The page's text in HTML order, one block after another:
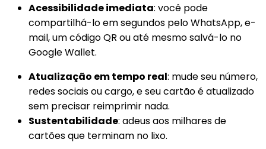
Acessibilidade imediata: você pode
compartilhá-lo em segundos pelo WhatsApp, e-
mail, um código QR ou até mesmo salvá-lo no
Google Wallet.
Atualização em tempo real: mude seu número,
redes sociais ou cargo, e seu cartão é atualizado
sem precisar reimprimir nada.
Sustentabilidade: adeus aos milhares de
cartões que terminam no lixo.